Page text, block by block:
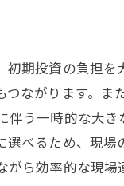
初期投資の負担を
ながります。ま
伴う一時的な大き
べるため、現場
がら効率的な現場